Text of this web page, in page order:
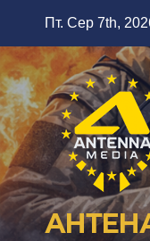
вмісту
Пт. Сер 7th,